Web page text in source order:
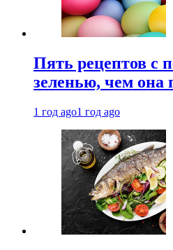
Пять рецептов с
зеленью, чем она
1 год ago1 год ago